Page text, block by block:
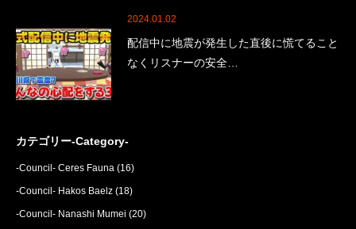
2024.01.02
配信中に地震が発生した直後に慌てること
なくリスナーの安全…
カテゴリー-Category-
-Council- Ceres Fauna (16)
-Council- Hakos Baelz (18)
-Council- Nanashi Mumei (20)